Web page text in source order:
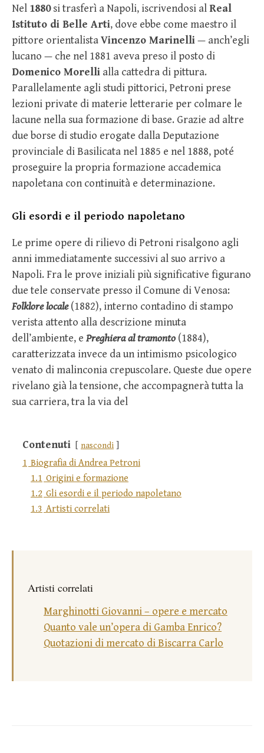
Nel 1880si trasferì a Napoli, iscrivendosi alReal
Istituto di Belle Arti, dove ebbe come maestro il
pittore orientalistaVincenzo Marinelli— anch’egli
lucano — che nel 1881 aveva preso il posto di
Domenico Morelli alla cattedra di pittura.
Parallelamente agli studi pittorici, Petroni prese
lezioni private di materie letterarie per colmare le
lacune nella sua formazione di base. Grazie ad altre
due borse di studio erogate dalla Deputazione
provinciale di Basilicata nel 1885 e nel 1888, poté
proseguire la propria formazione accademica
napoletana con continuità e determinazione.
Gli esordi e il periodo napoletano
Le prime opere di rilievo di Petroni risalgono agli
anni immediatamente successivi al suo arrivo a
Napoli. Fra le prove iniziali più significative figurano
due tele conservate presso il Comune di Venosa:
Folklore locale(1882), interno contadino di stampo
verista attento alla descrizione minuta
dell’ambiente, e Preghiera al tramonto (1884),
caratterizzata invece da un intimismo psicologico
venato di malinconia crepuscolare. Queste due opere
rivelano già la tensione, che accompagnerà tutta la
sua carriera, tra la via del
Contenuti nascondi
1 Biografia di Andrea Petroni
1.1 Origini e formazione
1.2 Gli esordi e il periodo napoletano
1.3 Artisti correlati
Artisti correlati
Marghinotti Giovanni – opere e mercato
Quanto vale un’opera di Gamba Enrico?
Quotazioni di mercato di Biscarra Carlo